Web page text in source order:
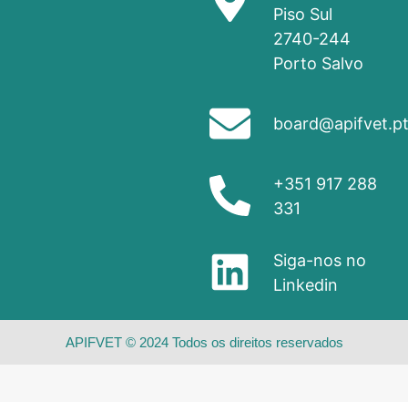
Piso Sul
2740-244
Porto Salvo
+351 917 288
331
Siga-nos no
Linkedin
APIFVET © 2024 Todos os direitos reservados